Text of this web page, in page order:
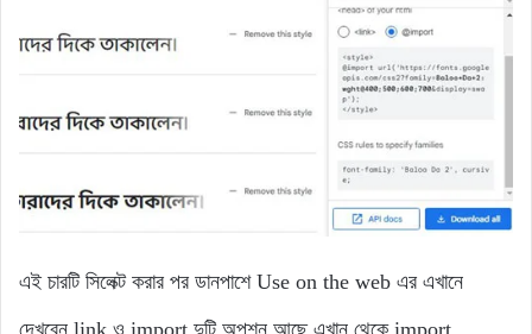
এই চারটি সিলেক্ট করার পর ডানপাশে Use on the web এর এখানে
দেখবেন link ও import দুটি অপশন আছে এখান থেকে import